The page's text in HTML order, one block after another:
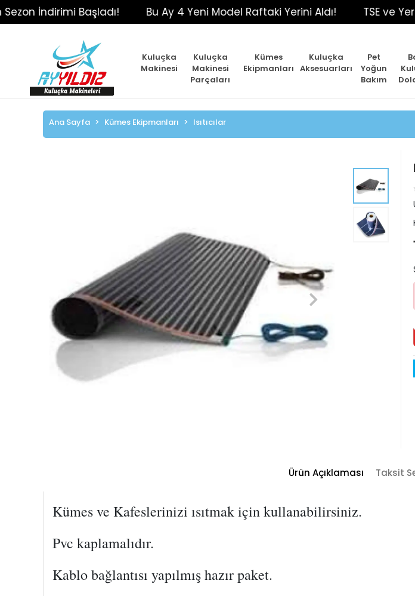
İndirimi Başladı! Bu Ay 4 Yeni Model Raftaki Yerini Aldı! TSE ve Yerli
Kuluçka
Makinesi
Kuluçka
Makinesi
Parçaları
Kümes
Ekipmanları
Kuluçka
Aksesuarları
Pet
Yoğun
Bakım
Ana Sayfa Kümes Ekipmanları Isıtıcılar
Ürün Açıklaması Taksit
Kümes ve Kafeslerinizi ısıtmak için kullanabilirsiniz.
Pvc kaplamalıdır.
Kablo bağlantısı yapılmış hazır paket.